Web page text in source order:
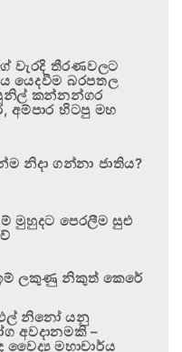
වැරදි තීරණවලට
යෙදවීම බරපතල
කන්නන්ගර
අම්පාර හිටපු මහ
නිදා ගන්නා ජාතිය?
මුහුදට පෙරලීම සුළු
ලකුණු නිකුත් කෙරේ
එල් නිනෝ යනු
අවදානමකි –
වෛද්‍ය මහාචාර්ය